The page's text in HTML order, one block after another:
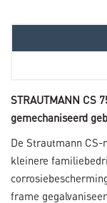
STRAUTMANN CS
gemechaniseerd
De Strautmann
kleinere
frame